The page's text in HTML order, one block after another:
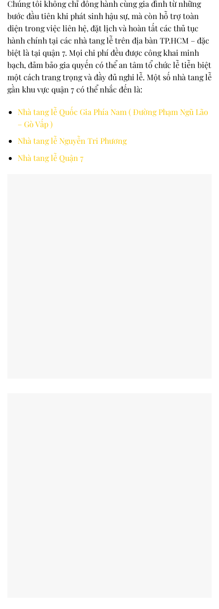
Chúng tôi không chỉ đồng hành cùng gia đình từ những
bước đầu tiên khi phát sinh hậu sự, mà còn hỗ trợ toàn
diện trong việc liên hệ, đặt lịch và hoàn tất các thủ tục
hành chính tại các nhà tang lễ trên địa bàn TP.HCM – đặc
biệt là tại quận 7. Mọi chi phí đều được công khai minh
bạch, đảm bảo gia quyến có thể an tâm tổ chức lễ tiễn biệt
một cách trang trọng và đầy đủ nghi lễ. Một số nhà tang lễ
gần khu vực quận 7 có thể nhắc đến là:
Nhà tang lễ Quốc Gia Phía Nam ( Đường Phạm Ngũ Lão
– Gò Vấp )
Nhà tang lễ Nguyễn Tri Phương
Nhà tang lễ Quận 7